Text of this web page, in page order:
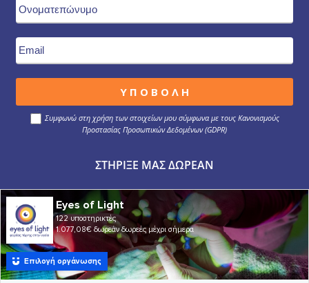
Συμφωνώ στη χρήση των στοιχείων μου σύμφωνα με τους Κανονισμούς
Προστασίας Προσωπικών Δεδομένων (GDPR)
ΣΤΉΡΙΞΕ ΜΑΣ ΔΩΡΕΆΝ